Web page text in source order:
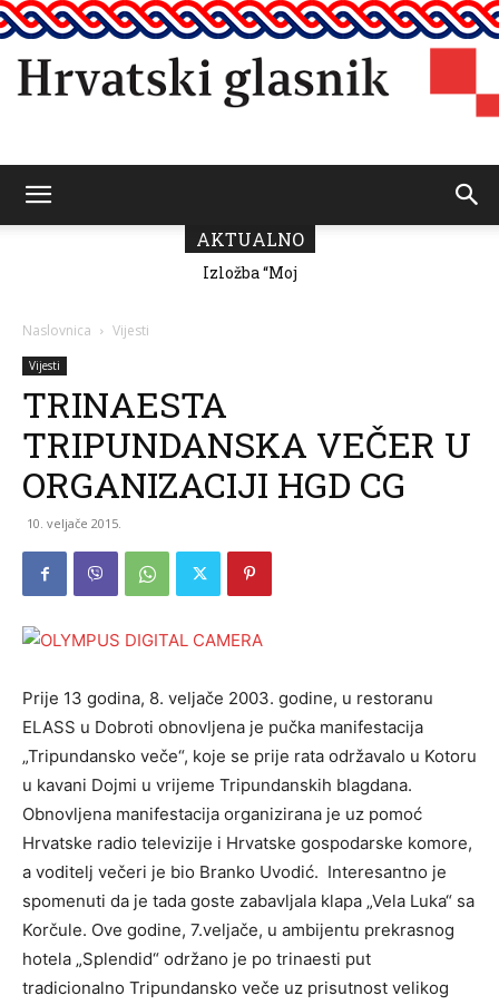
AKTUALNO
Predsjednik
Izložba “Moj
Naslovnica Vijesti
Vijesti
TRINAESTA
TRIPUNDANSKA VEČER U
ORGANIZACIJI HGD CG
10. veljače 2015.
Prije 13 godina, 8. veljače 2003. godine, u restoranu
ELASS u Dobroti obnovljena je pučka manifestacija
„Tripundansko veče“, koje se prije rata održavalo u Kotoru
u kavani Dojmi u vrijeme Tripundanskih blagdana.
Obnovljena manifestacija organizirana je uz pomoć
Hrvatske radio televizije i Hrvatske gospodarske komore,
a voditelj večeri je bio Branko Uvodić. Interesantno je
spomenuti da je tada goste zabavljala klapa „Vela Luka“ sa
Korčule. Ove godine, 7.veljače, u ambijentu prekrasnog
hotela „Splendid“ održano je po trinaesti put
tradicionalno Tripundansko veče uz prisutnost velikog